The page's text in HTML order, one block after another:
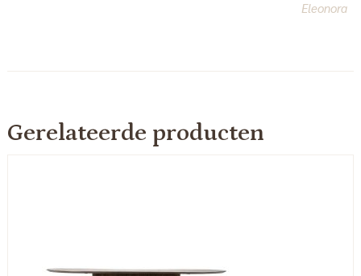
Eleonora
Gerelateerde producten